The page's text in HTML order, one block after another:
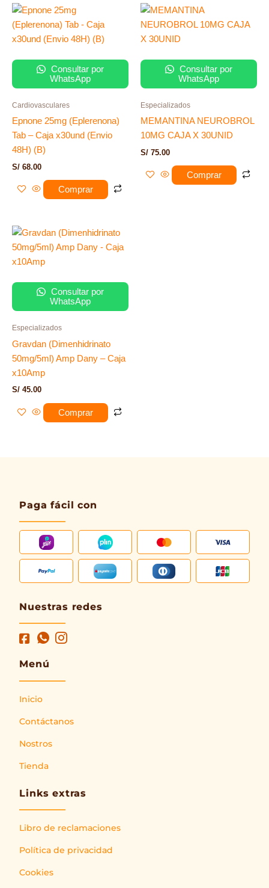
Consultar por
WhatsApp
Cardiovasculares
Epnone 25mg (Eplerenona)
Tab – Caja x30und (Envio
48H) (B)
S/ 68.00
Comprar
Consultar por
WhatsApp
Especializados
MEMANTINA NEUROBROL
10MG CAJA X 30UNID
S/ 75.00
Comprar
Consultar por
WhatsApp
Especializados
Gravdan (Dimenhidrinato
50mg/5ml) Amp Dany – Caja
x10Amp
S/ 45.00
Comprar
Paga fácil con
Nuestras redes
Menú
Inicio
Contáctanos
Nostros
Tienda
Links extras
Libro de reclamaciones
Política de privacidad
Cookies